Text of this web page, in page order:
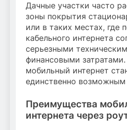
Дачные участки часто
зоны покрытия
или в таких местах, где
кабельного интернета
серьезными
финансовыми затратами.
мобильный интернет
единственно
Преимущества
интернета через